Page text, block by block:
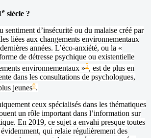
e siècle ?
sentiment d’insécurité ou du malaise créé par
liées aux changements environnementaux
années. L’éco-anxiété, ou la «
de détresse psychique ou existentielle
environnementaux »5, est de plus en
dans les consultations de psychologues,
jeunes6.
ceux spécialisés dans les thématiques
un rôle important dans l’information sur
En 2019, ce sujet a envahi presque toutes
qui relaie régulièrement des